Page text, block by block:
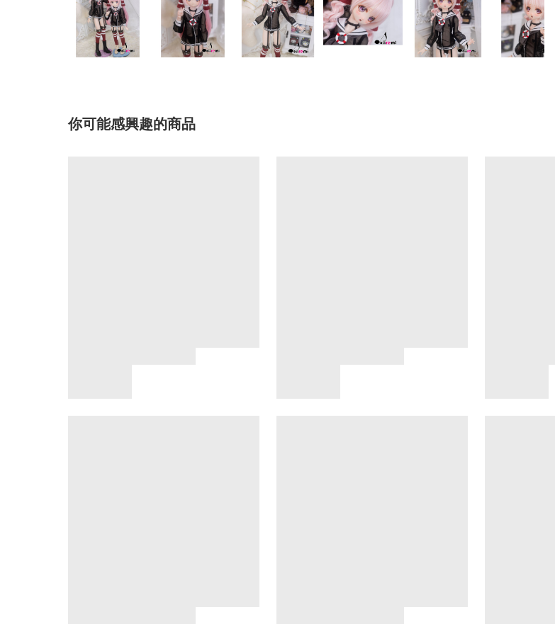
你可能感興趣的商品